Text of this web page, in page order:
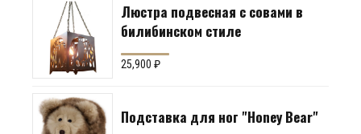
Люстра подвесная с совами в
билибинском стиле
25,900₽
Подставка для ног "Honey Bear"